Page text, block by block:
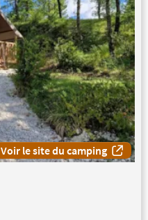
Voir le site du camping